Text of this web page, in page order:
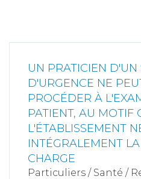
UN PRATICIEN D'UN
D'URGENCE NE
PROCÉDER À
PATIENT, AU MOTIF
L'ÉTABLISSEMENT
INTÉGRALEMENT
CHARGE
Particuliers / Santé /